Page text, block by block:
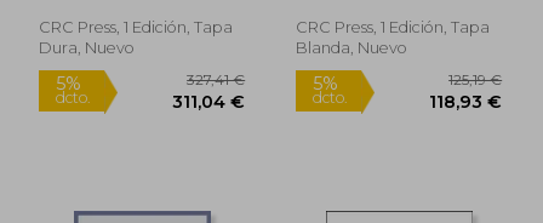
Unesco-Ihe PhD
Thesis (en Inglés)
CRC Press, 1 Edición, Tapa
Dura, Nuevo
CRC Press, 1 Edición, Tapa
Blanda, Nuevo